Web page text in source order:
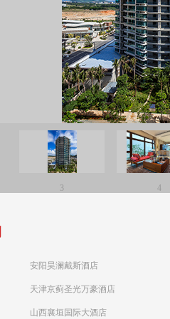
3 4
安阳昊澜戴斯酒店
天津京蓟圣光万豪酒店
山西襄垣国际大酒店